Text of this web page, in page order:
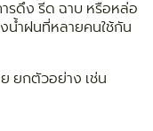
รดึง รีด ฉาบ หรือหล่อ
น้ำฝนที่หลายคนใช้กัน
ยกตัวอย่าง เช่น